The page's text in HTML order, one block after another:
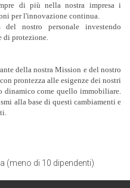
di più nella nostra impresa i
per l'innovazione continua.
nostro personale investendo
di protezione.
della nostra Mission e del nostro
prontezza alle esigenze dei nostri
dinamico come quello immobiliare.
alla base di questi cambiamenti e
(meno di 10 dipendenti)